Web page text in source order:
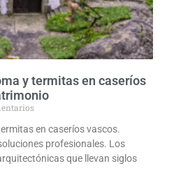
y termitas en caseríos
en caseríos vascos.
profesionales. Los
que llevan siglos